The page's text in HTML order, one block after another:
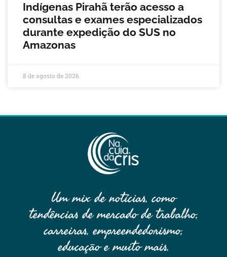
Indígenas Pirahã terão acesso a
consultas e exames especializados
durante expedição do SUS no
Amazonas
8 de agosto de 2026
Um mix de notícias, como
tendências de mercado de trabalho,
carreiras, empreendedorismo,
educação e muito mais.